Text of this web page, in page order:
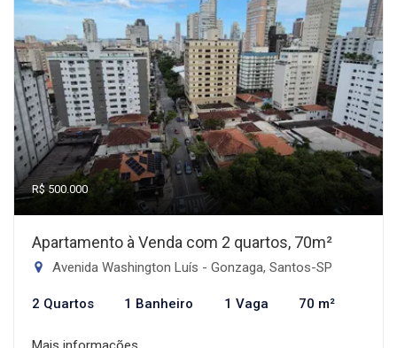
R$ 500.000
Apartamento à Venda com 2 quartos, 70m²
Avenida Washington Luís - Gonzaga, Santos-SP
2 Quartos 1 Banheiro 1 Vaga 70 m²